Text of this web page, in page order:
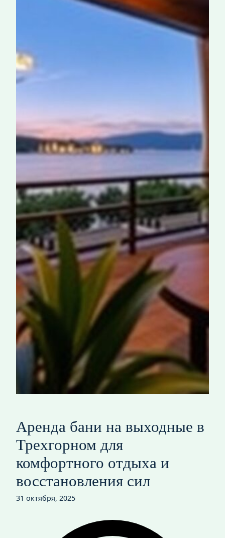
Аренда бани на выходные в
Трехгорном для
комфортного отдыха и
восстановления сил
31 октября, 2025